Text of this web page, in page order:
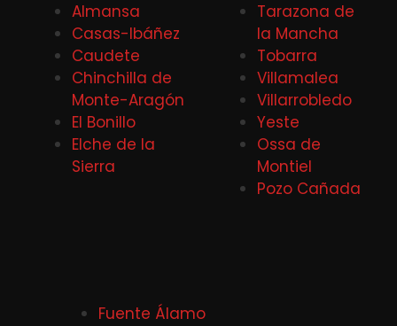
Almansa
Casas-Ibáñez
Caudete
Chinchilla de
Monte-Aragón
El Bonillo
Elche de la
Sierra
Tarazona de
la Mancha
Tobarra
Villamalea
Villarrobledo
Yeste
Ossa de
Montiel
Pozo Cañada
Fuente Álamo